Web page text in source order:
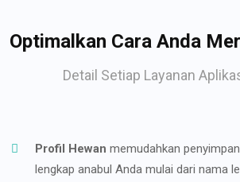
Optimalkan Cara Anda
Detail Setiap Layanan
Profil Hewan memudahkan
lengkap anabul Anda mulai dari nama